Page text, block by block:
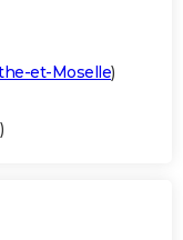
et-Moselle)
)